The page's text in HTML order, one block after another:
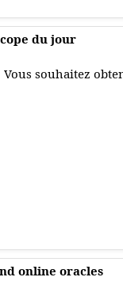
du jour
Vous souhaitez
online oracles